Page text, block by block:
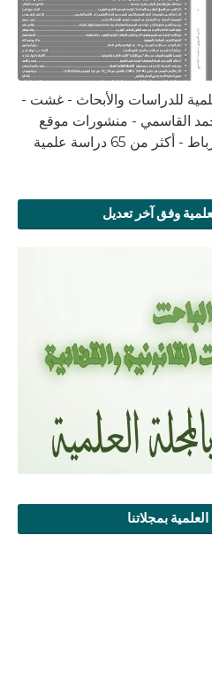
العلمية للدراسات والأبحاث - غشت -
محمد القاسمي - منشورات موقع
من 65 دراسة علمية
وفق آخر تعديل
بمجلاتنا